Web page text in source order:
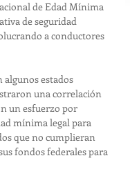
de Edad Mínima
de seguridad
a conductores
algunos estados
una correlación
un esfuerzo por
mínima legal para
que no cumplieran
fondos federales para